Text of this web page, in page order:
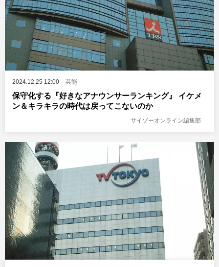
2024.12.25 12:00 芸能
保守化する『好きなアナウンサーランキング』 イケメ
ン＆キラキラの時代は戻ってこないのか
サイゾーオンライン編集部